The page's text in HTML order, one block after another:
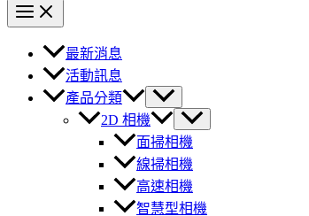
最新消息
活動訊息
產品分類
2D 相機
面掃相機
線掃相機
高速相機
智慧型相機